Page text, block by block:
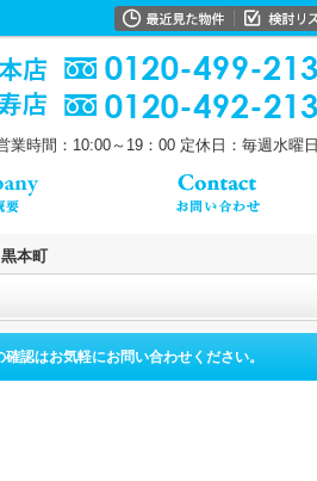
業時間：10:00～19：00 定休日：毎週水曜日
本町
確認はお気軽にお問い合わせください。